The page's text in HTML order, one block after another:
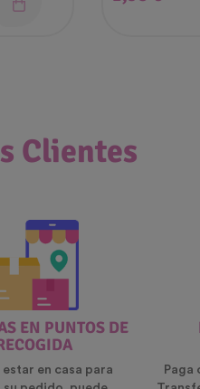
Clientes
EN PUNTOS DE
estar en casa para
Paga